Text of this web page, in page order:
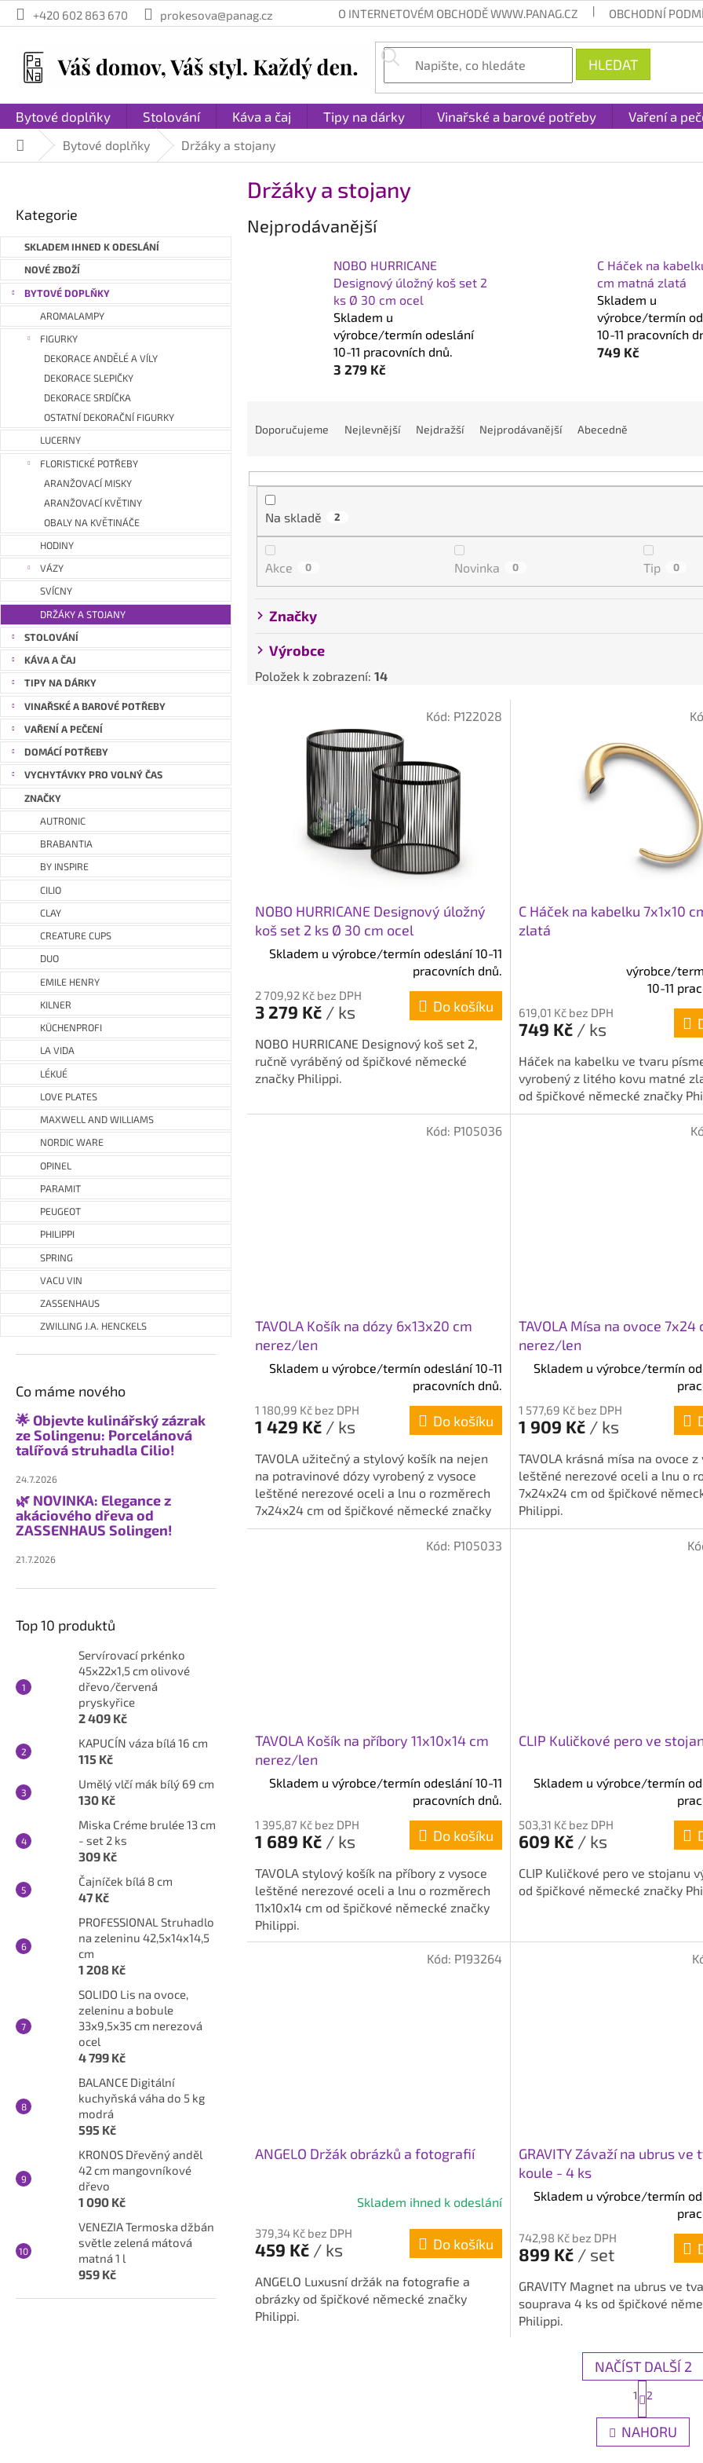
Přejít
na
+420 602 863 670 prokesova@panag.cz O INTERNETOVÉM OBCHODĚ WWW.PANAG.CZ OBCHODNÍ
HLEDAT
Bytové doplňky Stolování Káva a čaj Tipy na dárky Vinařské a barové potřeby Vaření a
DomůBytové doplňky Držáky a stojany
a
n
n
í
kategorie
Kategorie
SKLADEM IHNED K ODESLÁNÍ
NOVÉ ZBOŽÍ
BYTOVÉ DOPLŇKY
AROMALAMPY
FIGURKY
DEKORACE ANDĚLÉ A VÍLY
DEKORACE SLEPIČKY
DEKORACE SRDÍČKA
OSTATNÍ DEKORAČNÍ FIGURKY
LUCERNY
FLORISTICKÉ POTŘEBY
ARANŽOVACÍ MISKY
ARANŽOVACÍ KVĚTINY
OBALY NA KVĚTINÁČE
HODINY
VÁZY
SVÍCNY
DRŽÁKY A STOJANY
STOLOVÁNÍ
KÁVA A ČAJ
TIPY NA DÁRKY
VINAŘSKÉ A BAROVÉ POTŘEBY
VAŘENÍ A PEČENÍ
DOMÁCÍ POTŘEBY
VYCHYTÁVKY PRO VOLNÝ ČAS
ZNAČKY
AUTRONIC
BRABANTIA
BY INSPIRE
CILIO
CLAY
CREATURE CUPS
DUO
EMILE HENRY
KILNER
KÜCHENPROFI
LA VIDA
LÉKUÉ
LOVE PLATES
MAXWELL AND WILLIAMS
NORDIC WARE
OPINEL
PARAMIT
PEUGEOT
PHILIPPI
SPRING
VACU VIN
ZASSENHAUS
ZWILLING J.A. HENCKELS
Co máme nového
🌟 Objevte kulinářský zázrak
ze Solingenu: Porcelánová
talířová struhadla Cilio!
24.7.2026
🌿 NOVINKA: Elegance z
akáciového dřeva od
ZASSENHAUS Solingen!
21.7.2026
Top 10 produktů
Servírovací prkénko
45x22x1,5 cm olivové
dřevo/červená
pryskyřice
2 409 Kč
KAPUCÍN váza bílá 16 cm
115 Kč
Umělý vlčí mák bílý 69 cm
130 Kč
Miska Créme brulée 13 cm
- set 2 ks
309 Kč
Čajníček bílá 8 cm
47 Kč
PROFESSIONAL Struhadlo
na zeleninu 42,5x14x14,5
cm
1 208 Kč
SOLIDO Lis na ovoce,
zeleninu a bobule
33x9,5x35 cm nerezová
ocel
4 799 Kč
BALANCE Digitální
kuchyňská váha do 5 kg
modrá
595 Kč
KRONOS Dřevěný anděl
42 cm mangovníkové
dřevo
1 090 Kč
VENEZIA Termoska džbán
světle zelená mátová
matná 1 l
959 Kč
Držáky a stojany
Nejprodávanější
NOBO HURRICANE
Designový úložný koš set 2
ks Ø 30 cm ocel
Skladem u
výrobce/termín odeslání
10-11 pracovních dnů.
3 279 Kč
C Háček na
cm matná zlatá
Skladem u
výrobce/termín
10-11 pracovních
749 Kč
e
n
Doporučujeme Nejlevnější Nejdražší Nejprodávanější Abecedně
Na skladě 2
Akce 0 Novinka 0 Tip 0
Značky
Výrobce
Položek k zobrazení: 14
ů
NOBO HURRICANE Designový úložný
koš set 2 ks Ø 30 cm ocel
Skladem u výrobce/termín odeslání 10-11
pracovních dnů.
2 709,92 Kč bez DPH
3 279 Kč / ks Do košíku
NOBO HURRICANE Designový koš set 2,
ručně vyráběný od špičkové německé
značky Philippi.
Kód: P122028
C Háček na kabelku 7x1x10
zlatá
produktu
je
z
5
hvězdiček.
výrobce/
10-11
619,01 Kč bez DPH
749 Kč / ks
Háček na kabelku ve tvaru
vyrobený z litého kovu matné
od špičkové německé značky
TAVOLA Košík na dózy 6x13x20 cm
nerez/len
Skladem u výrobce/termín odeslání 10-11
pracovních dnů.
1 180,99 Kč bez DPH
1 429 Kč / ks Do košíku
TAVOLA užitečný a stylový košík na nejen
na potravinové dózy vyrobený z vysoce
leštěné nerezové oceli a lnu o rozměrech
7x24x24 cm od špičkové německé značky
Philippi.
Kód: P105036
TAVOLA Mísa na ovoce 7x24
nerez/len
Skladem u výrobce/termín
1 577,69 Kč bez DPH
1 909 Kč / ks
TAVOLA krásná mísa na ovoce z
leštěné nerezové oceli a lnu o
7x24x24 cm od špičkové
Philippi.
TAVOLA Košík na příbory 11x10x14 cm
nerez/len
Skladem u výrobce/termín odeslání 10-11
pracovních dnů.
1 395,87 Kč bez DPH
1 689 Kč / ks Do košíku
TAVOLA stylový košík na příbory z vysoce
leštěné nerezové oceli a lnu o rozměrech
11x10x14 cm od špičkové německé značky
Philippi.
Kód: P105033
CLIP Kuličkové pero ve
Skladem u výrobce/termín
503,31 Kč bez DPH
609 Kč / ks
CLIP Kuličkové pero ve stojanu
od špičkové německé značky
ANGELO Držák obrázků a fotografií
produktu
je
5,0
5
hvězdiček.
Skladem ihned k odeslání
379,34 Kč bez DPH
459 Kč / ks Do košíku
ANGELO Luxusní držák na fotografie a
obrázky od špičkové německé značky
Philippi.
Kód: P193264
GRAVITY Závaží na ubrus ve
koule - 4 ks
Skladem u výrobce/termín
742,98 Kč bez DPH
899 Kč / set
GRAVITY Magnet na ubrus ve
souprava 4 ks od špičkové
Philippi.
O
v
l
á
NAČÍST DALŠÍ 2
S
t
r
á
n
1 2
NAHORU